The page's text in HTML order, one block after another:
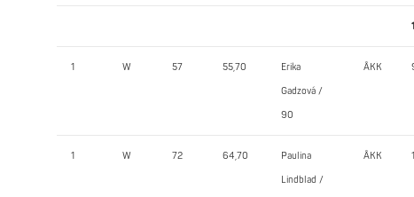
1 W 57 55,70 Erika
Gadzová /
90
ÅKK
1 W 72 64,70 Paulina
Lindblad /
ÅKK